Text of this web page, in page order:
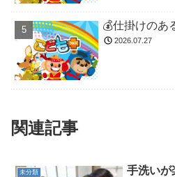
💰仕掛けのあ
2026.07.27
関連記事
未分類
手洗いが